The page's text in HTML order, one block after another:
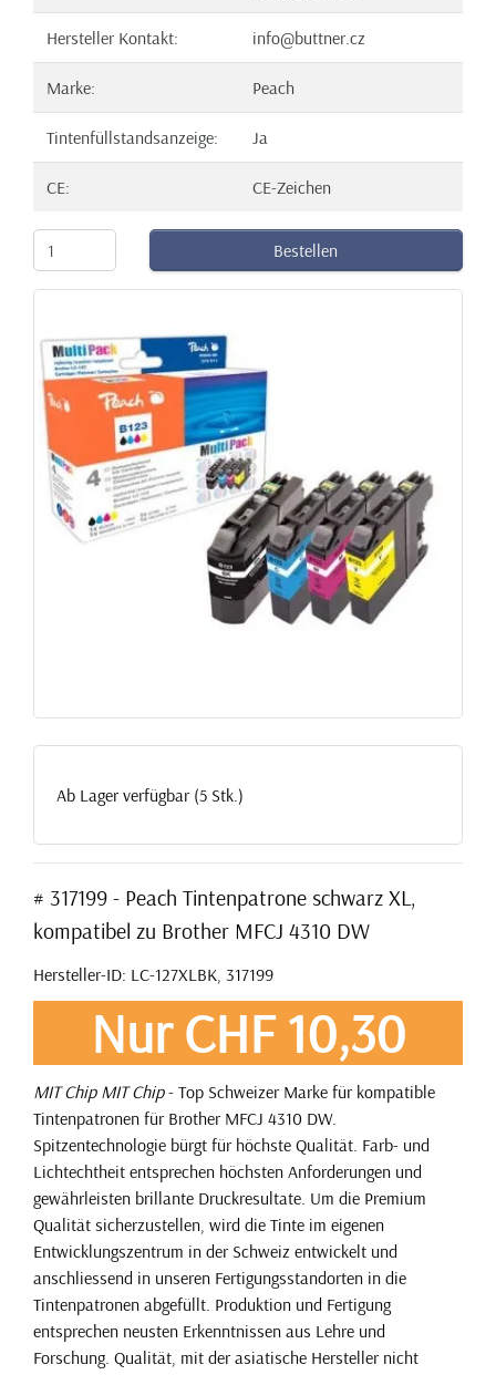
Hersteller Kontakt: info@buttner.cz
Marke: Peach
Tintenfüllstandsanzeige: Ja
CE: CE-Zeichen
Bestellen
Ab Lager verfügbar (5 Stk.)
# 317199 - Peach Tintenpatrone schwarz XL,
kompatibel zu Brother MFCJ 4310 DW
Hersteller-ID: LC-127XLBK, 317199
Nur CHF 10,30
MIT Chip MIT Chip- Top Schweizer Marke für kompatible
Tintenpatronen für Brother MFCJ 4310 DW.
Spitzentechnologie bürgt für höchste Qualität. Farb- und
Lichtechtheit entsprechen höchsten Anforderungen und
gewährleisten brillante Druckresultate. Um die Premium
Qualität sicherzustellen, wird die Tinte im eigenen
Entwicklungszentrum in der Schweiz entwickelt und
anschliessend in unseren Fertigungsstandorten in die
Tintenpatronen abgefüllt. Produktion und Fertigung
entsprechen neusten Erkenntnissen aus Lehre und
Forschung. Qualität, mit der asiatische Hersteller nicht